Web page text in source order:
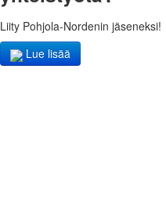
Liity Pohjola-Nordenin jäseneksi!
Lue lisää